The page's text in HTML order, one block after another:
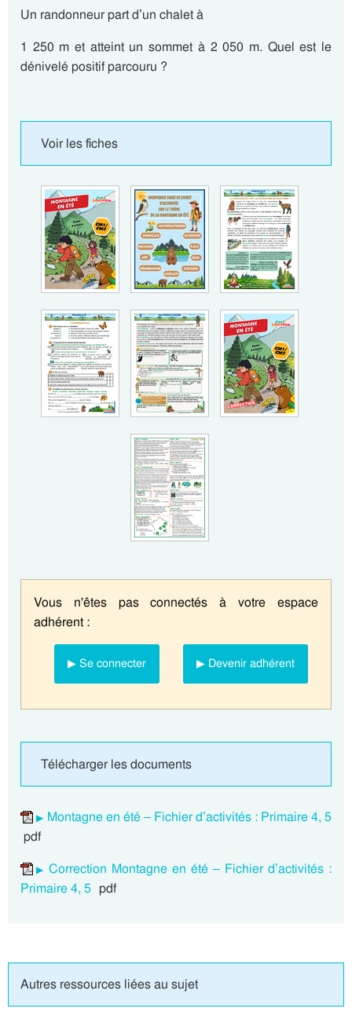
Un randonneur part d’un chalet à
1 250 m et atteint un sommet à 2 050 m. Quel est le
dénivelé positif parcouru ?
Voir les fiches
Vous n'êtes pas connectés à votre espace
adhérent :
▶ Se connecter ▶ Devenir adhérent
Télécharger les documents
Montagne en été – Fichier d’activités : Primaire 4, 5
pdf
Correction Montagne en été – Fichier d’activités :
Primaire 4, 5 pdf
Autres ressources liées au sujet